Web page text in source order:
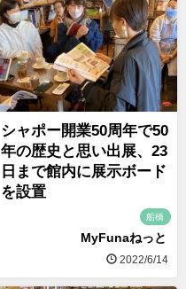
シャポー開業50周年で50
年の歴史と思い出展、23
日まで館内に展示ボード
を設置
船橋
MyFunaねっと
2022/6/14